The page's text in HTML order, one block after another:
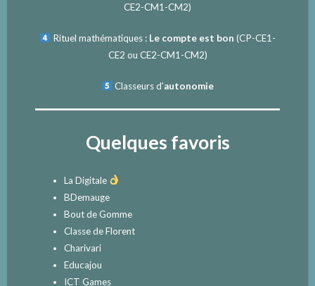
CE2-CM1-CM2)
Rituel mathématiques : Le compte est bon (CP-CE1-
CE2 ou CE2-CM1-CM2)
Classeurs d'autonomie
Quelques favoris
La Digitale
BDemauge
Bout de Gomme
Classe de Florent
Charivari
Educajou
ICT Games